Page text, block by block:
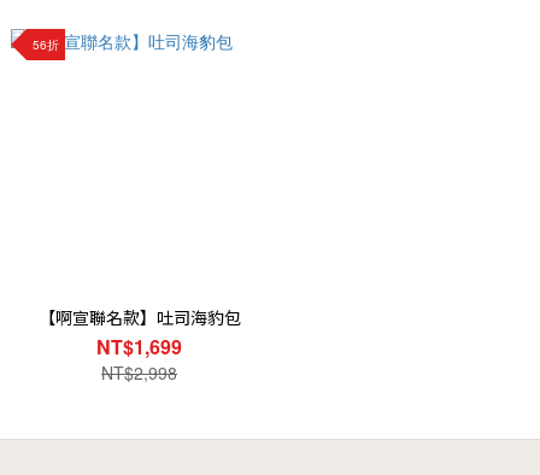
56折
【啊宣聯名款】吐司海豹包
NT$1,699
NT$2,998